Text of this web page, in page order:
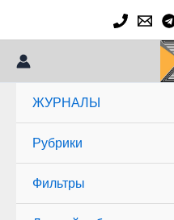
содержимому
ЖУРНАЛЫ
Рубрики
Фильтры